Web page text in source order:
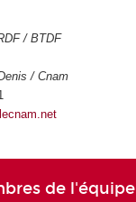
/ BTDF
/ Cnam
de l'équipe